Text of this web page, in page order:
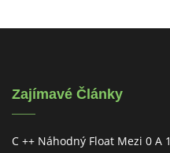
Zajímavé Články
C ++ Náhodný Float Mezi 0 A 1